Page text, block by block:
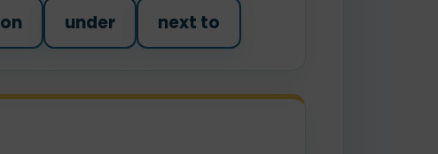
on under next to